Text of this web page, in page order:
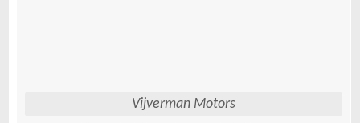
Vijverman Motors